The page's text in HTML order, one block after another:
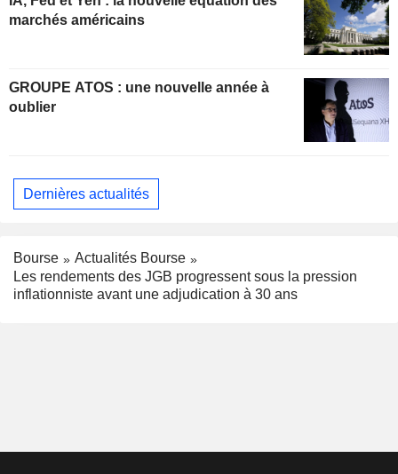
marchés américains
GROUPE ATOS : une nouvelle année à
oublier
Dernières actualités
Bourse
Actualités Bourse
Les rendements des JGB progressent sous la pression
inflationniste avant une adjudication à 30 ans